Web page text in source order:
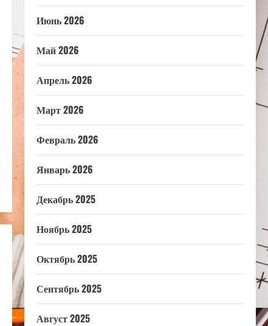
Июнь 2026
Май 2026
Апрель 2026
Март 2026
Февраль 2026
Январь 2026
Декабрь 2025
Ноябрь 2025
Октябрь 2025
Сентябрь 2025
Август 2025